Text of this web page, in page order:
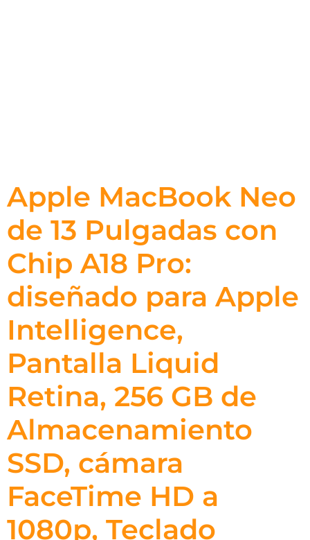
Apple MacBook Neo
de 13 Pulgadas con
Chip A18 Pro:
diseñado para Apple
Intelligence,
Pantalla Liquid
Retina, 256 GB de
Almacenamiento
SSD, cámara
FaceTime HD a
1080p, Teclado